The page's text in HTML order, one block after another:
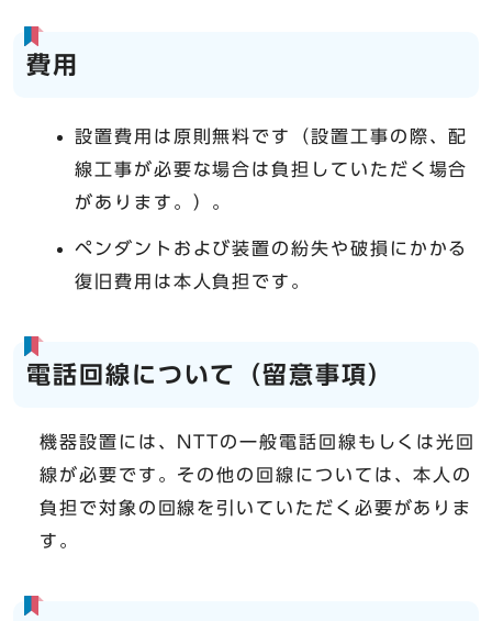
費用
設置費用は原則無料です（設置工事の際、配
線工事が必要な場合は負担していただく場合
があります。）。
ペンダントおよび装置の紛失や破損にかかる
復旧費用は本人負担です。
電話回線について（留意事項）
機器設置には、NTTの一般電話回線もしくは光回
線が必要です。その他の回線については、本人の
負担で対象の回線を引いていただく必要がありま
す。